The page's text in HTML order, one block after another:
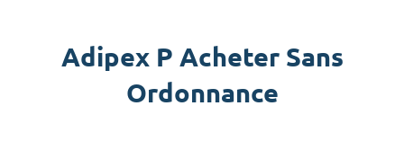
Adipex P Acheter Sans
Ordonnance